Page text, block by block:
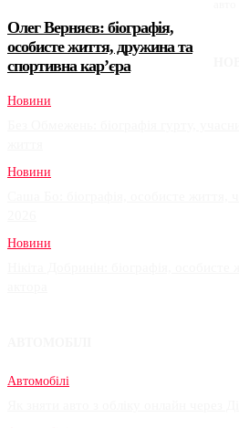
Олег Верняєв: біографія,
особисте життя, дружина та
спортивна кар’єра
Новини
Новини
Новини
Автомобілі